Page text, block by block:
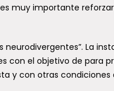
muy importante
La
con el objetivo de para
y con otras condiciones